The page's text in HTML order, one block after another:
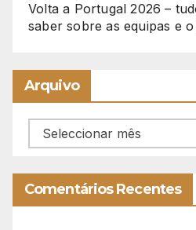
Volta a Portugal 2026 –
saber sobre as equipas e
Arquivo
Arquivo
Comentários Recentes